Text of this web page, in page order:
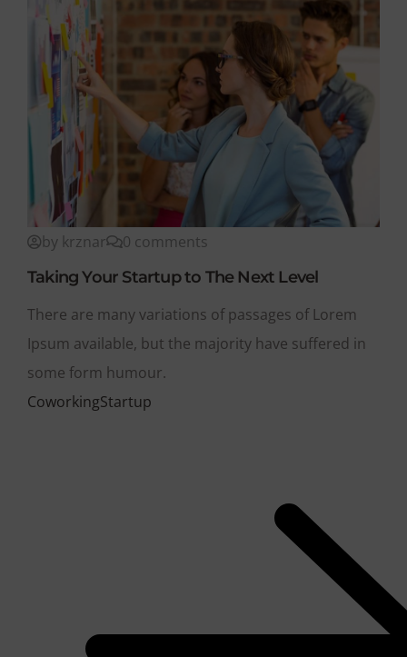
by krznar
0 comments
Taking Your Startup to The Next Level
There are many variations of passages of Lorem
Ipsum available, but the majority have suffered in
some form humour.
CoworkingStartup